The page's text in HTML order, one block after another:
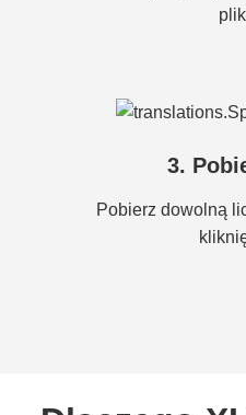
3.
Pobierz dowolną